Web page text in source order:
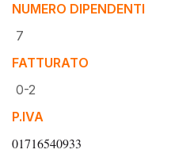
NUMERO DIPENDENTI
7
FATTURATO
0-2
P.IVA
01716540933